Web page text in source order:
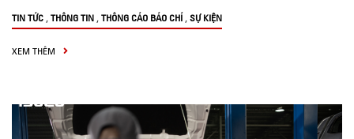
TIN TỨC , THÔNG TIN , THÔNG CÁO BÁO CHÍ , SỰ KIỆN
XEM THÊM